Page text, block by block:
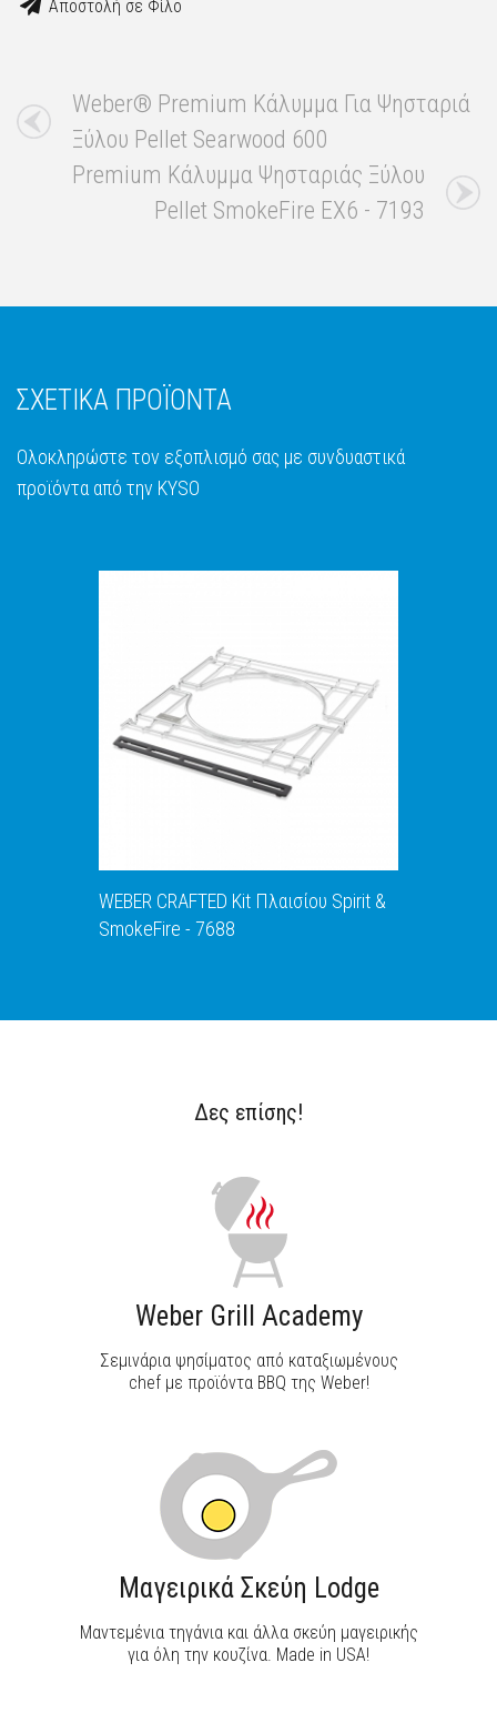
Αποστολή σε Φίλο
Weber® Premium Κάλυμμα Για Ψησταριά
Ξύλου Pellet Searwood 600
Premium Κάλυμμα Ψησταριάς Ξύλου
Pellet SmokeFire EX6 - 7193
ΣΧΕΤΙΚΑ ΠΡΟΪΟΝΤΑ
Ολοκληρώστε τον εξοπλισμό σας με συνδυαστικά
προϊόντα από την KYSO
WEBER CRAFTED Kit Πλαισίου Spirit &
SmokeFire - 7688
Δες επίσης!
Weber Grill Academy
Σεμινάρια ψησίματος από καταξιωμένους
chef με προϊόντα BBQ της Weber!
Μαγειρικά Σκεύη Lodge
Μαντεμένια τηγάνια και άλλα σκεύη μαγειρικής
για όλη την κουζίνα. Made in USA!